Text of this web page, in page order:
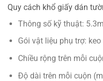
Quy cách khổ giấy dán
Thông số kỹ thuật:
Gói vật liệu phụ trợ:
Chiều rộng trên mỗi
Độ dài trên mỗi cuộn